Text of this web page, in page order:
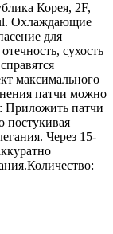
Корея, 2F,
Охлаждающие
для
сухость
максимального
патчи можно
Приложить патчи
постукивая
Через 15-